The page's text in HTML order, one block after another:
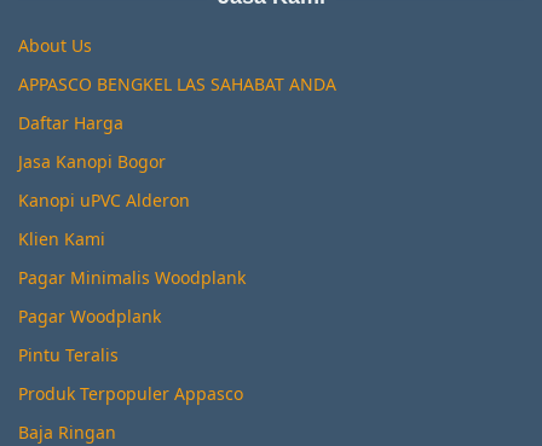
About Us
APPASCO BENGKEL LAS SAHABAT ANDA
Daftar Harga
Jasa Kanopi Bogor
Kanopi uPVC Alderon
Klien Kami
Pagar Minimalis Woodplank
Pagar Woodplank
Pintu Teralis
Produk Terpopuler Appasco
Baja Ringan